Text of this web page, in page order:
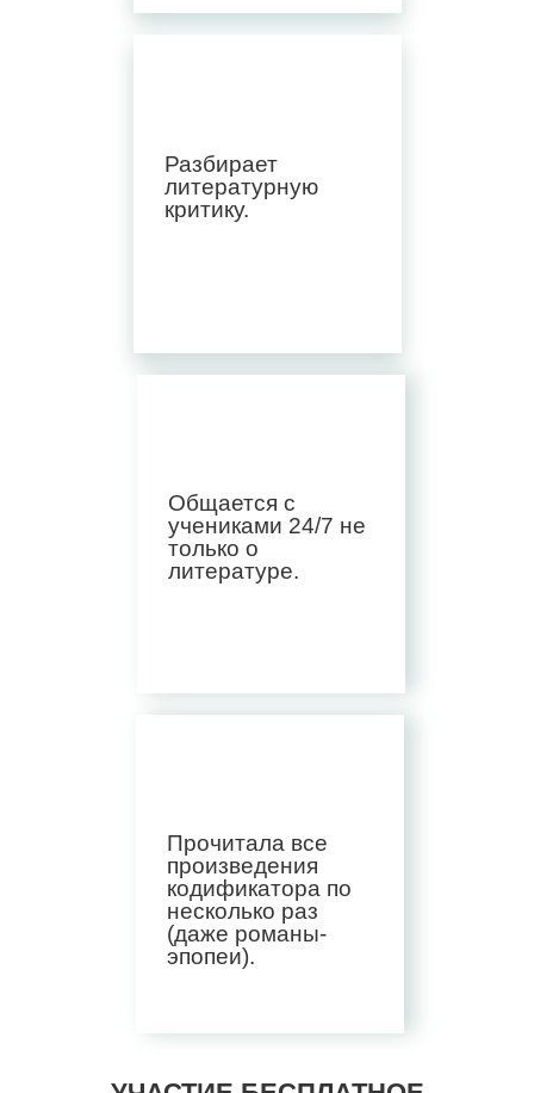
Разбирает
литературную
критику.
Общается с
учениками 24/7 не
только о
литературе.
Прочитала все
произведения
кодификатора по
несколько раз
(даже романы-
эпопеи).